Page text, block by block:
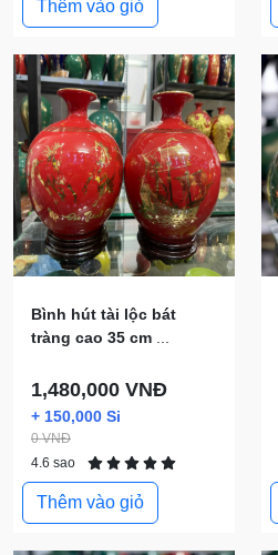
Thêm vào giỏ
Bình hút tài lộc bát
tràng cao 35 cm
1,480,000 VNĐ
+ 150,000 Si
0 VNĐ
4.6 sao
Thêm vào giỏ